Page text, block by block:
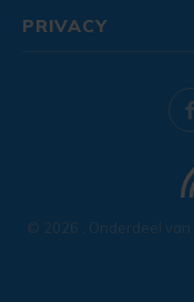
© 2026 . Onderdeel van
PRIVACY